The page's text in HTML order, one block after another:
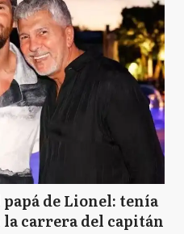
de Lionel: tenía
la carrera del capitán